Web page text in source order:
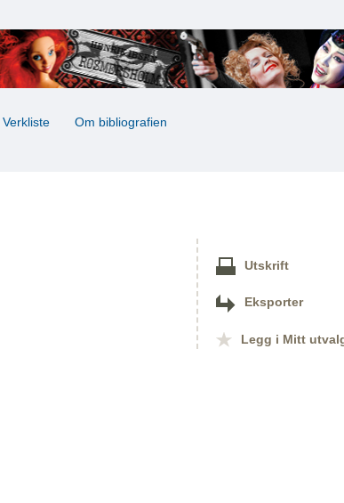
Verkliste Om bibliografien
Utskrift
Eksporter
Legg i Mitt